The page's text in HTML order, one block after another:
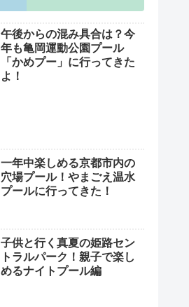
午後からの混み具合は？今
年も亀岡運動公園プール
「かめプー」に行ってきた
よ！
一年中楽しめる京都市内の
穴場プール！やまごえ温水
プールに行ってきた！
子供と行く真夏の姫路セン
トラルパーク！親子で楽し
めるナイトプール編